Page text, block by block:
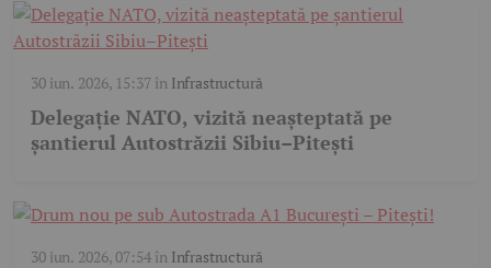
30 iun. 2026, 15:37în Infrastructură
Delegație NATO, vizită neașteptată pe
șantierul Autostrăzii Sibiu–Pitești
30 iun. 2026, 07:54în Infrastructură